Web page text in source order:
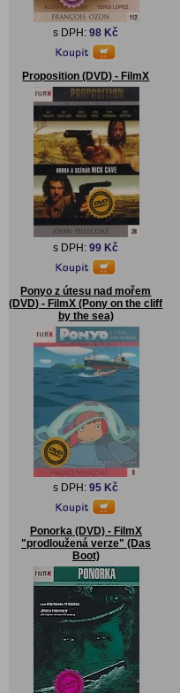
s DPH:98 Kč
Proposition (DVD) - FilmX
s DPH:99 Kč
Ponyo z útesu nad mořem
(DVD) - FilmX (Pony on the cliff
by the sea)
s DPH:95 Kč
Ponorka (DVD) - FilmX
"prodloužená verze" (Das
Boot)